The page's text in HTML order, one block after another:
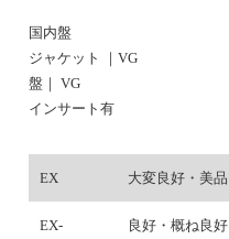
国内盤
ジャケット ｜VG
盤｜ VG
インサート有
EX 大変良好・美品
EX- 良好・概ね良好